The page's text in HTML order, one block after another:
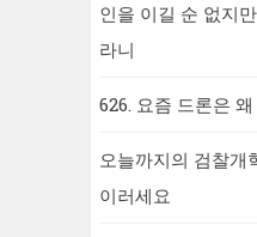
인을 이길 순 없지
라니
626. 요즘 드론은
오늘까지의 검찰개
이러세요